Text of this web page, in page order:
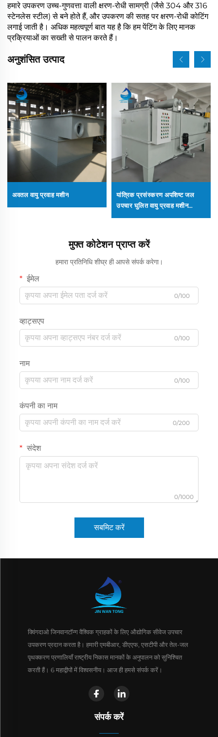
हमारे उपकरण उच्च-गुणवत्ता वाली क्षरण-रोधी सामग्री (जैसे 304 और 316
स्टेनलेस स्टील) से बने होते हैं, और उपकरण की सतह पर क्षरण-रोधी कोटिंग
लगाई जाती है। अधिक महत्वपूर्ण बात यह है कि हम पेंटिंग के लिए मानक
प्रक्रियाओं का सख्ती से पालन करते हैं।
अनुशंसित उत्पाद
अवतल वायु प्रवाह मशीन
यांत्रिक प्रसंस्करण अपशिष्ट जल
उपचार घुलित वायु प्रवाह मशीन
मुफ्त कोटेशन प्राप्त करें
हमारा प्रतिनिधि शीघ्र ही आपसे संपर्क करेगा।
ईमेल
0/100
व्हाट्सएप
0/100
नाम
0/100
कंपनी का नाम
0/200
संदेश
0/1000
सबमिट करें
क्विंगदाओ जिनवानटॉन्ग वैश्विक ग्राहकों के लिए औद्योगिक सीवेज उपचार
उपकरण प्रदान करता है। हमारी एमबीआर, डीएएफ, एसटीपी और तेल-जल
पृथक्करण प्रणालियाँ राष्ट्रीय निकास मानकों के अनुपालन को सुनिश्चित
करती हैं। 6 महाद्वीपों में विश्वसनीय। आज ही हमसे संपर्क करें।
संपर्क करें